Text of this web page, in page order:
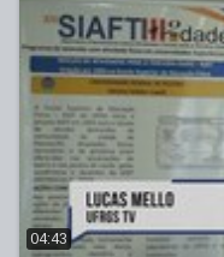
04:43